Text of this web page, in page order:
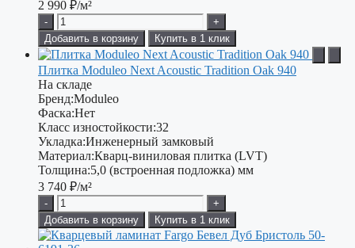
2 990 ₽/м²
-
+
Добавить в корзину
Купить в 1 клик
Плитка Moduleo Next Acoustic Tradition Oak 940
На складе
Бренд:Moduleo
Фаска:Нет
Класс изностойкости:32
Укладка:Инженерный замковый
Материал:Кварц-виниловая плитка (LVT)
Толщина:5,0 (встроенная подложка) мм
3 740 ₽/м²
-
+
Добавить в корзину
Купить в 1 клик